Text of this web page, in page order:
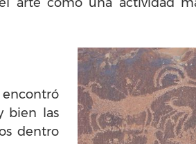
encontró
bien las
dentro